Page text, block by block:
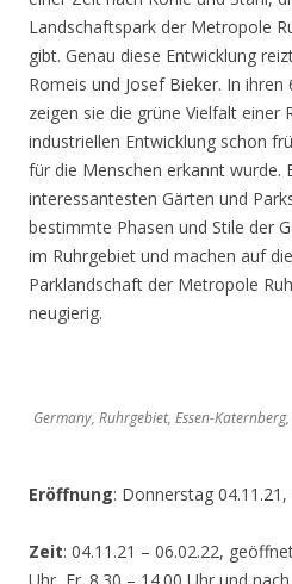
Landschaftspark der Metropole
gibt. Genau diese Entwicklung
Romeis und Josef Bieker. In
zeigen sie die grüne Vielfalt einer
industriellen Entwicklung schon
für die Menschen erkannt wurde.
interessantesten Gärten und
bestimmte Phasen und Stile der
im Ruhrgebiet und machen auf
Parklandschaft der Metropole
neugierig.
Germany, Ruhrgebiet, Essen-
Eröffnung: Donnerstag
Zeit: 04.11.21 – 06.02.22,